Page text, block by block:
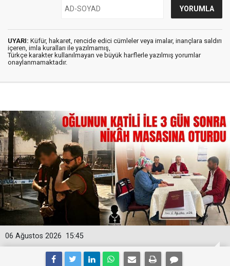
UYARI: Küfür, hakaret, rencide edici cümleler veya imalar, inançlara saldırı
içeren, imla kuralları ile yazılmamış,
Türkçe karakter kullanılmayan ve büyük harflerle yazılmış yorumlar
onaylanmamaktadır.
15:45
06 Ağustos 2026